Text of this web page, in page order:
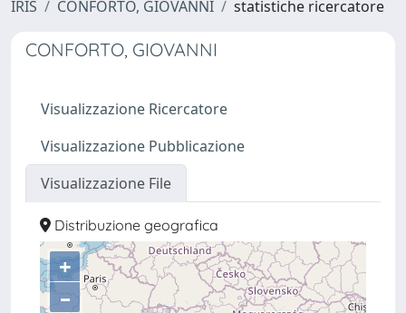
IRIS CONFORTO, GIOVANNI statistiche ricercatore
CONFORTO, GIOVANNI
Visualizzazione Ricercatore
Visualizzazione Pubblicazione
Visualizzazione File
Distribuzione geografica
+
–